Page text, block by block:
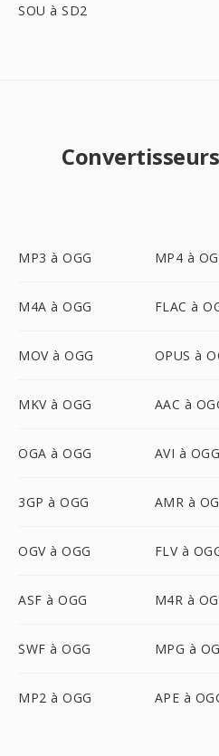
SOU à SD2
MP3 à OGG MP4 à
M4A à OGG FLAC à
MOV à OGG OPUS à
MKV à OGG AAC à
OGA à OGG AVI à OGG
3GP à OGG AMR à
OGV à OGG FLV à
ASF à OGG M4R à
SWF à OGG MPG à
MP2 à OGG APE à